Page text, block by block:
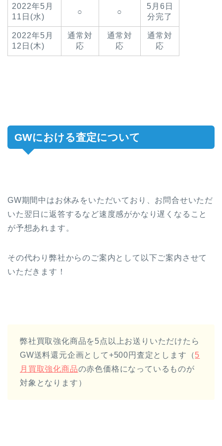
2022年5月
11日(水)
○ ○
5月6日
分完了
2022年5月
12日(木)
通常対
応
通常対
応
通常対
応
GWにおける査定について
GW期間中はお休みをいただいており、お問合せいただ
いた翌日に返答するなど速度感がかなり遅くなること
が予想あれます。
その代わり弊社からのご案内として以下ご案内させて
いただきます！
弊社買取強化商品を5点以上お送りいただけたら
GW送料還元企画として+500円査定とします（5
月買取強化商品の赤色価格になっているものが
対象となります）